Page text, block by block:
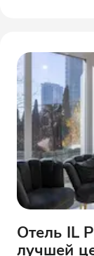
Отель IL
лучшей